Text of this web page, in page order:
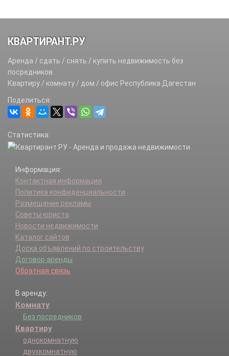
КВАРТИРАНТ.РУ
Аренда / сдать / снять / купить недвижимость без
посредников.
Квартиру / комнату / дом / офис Республика Дагестан
Поделиться:
Статистика:
Информация:
Контактная информация
Политика конфиденциальности
Размещение рекламы
Советы юриста
Новости недвижимости
Каталог сайтов
Доска объявлений по строительству
Договор аренды
Обратная связь
В аренду:
Комнату
Без посредников
Квартиру
однокомнатную
двухкомнатную